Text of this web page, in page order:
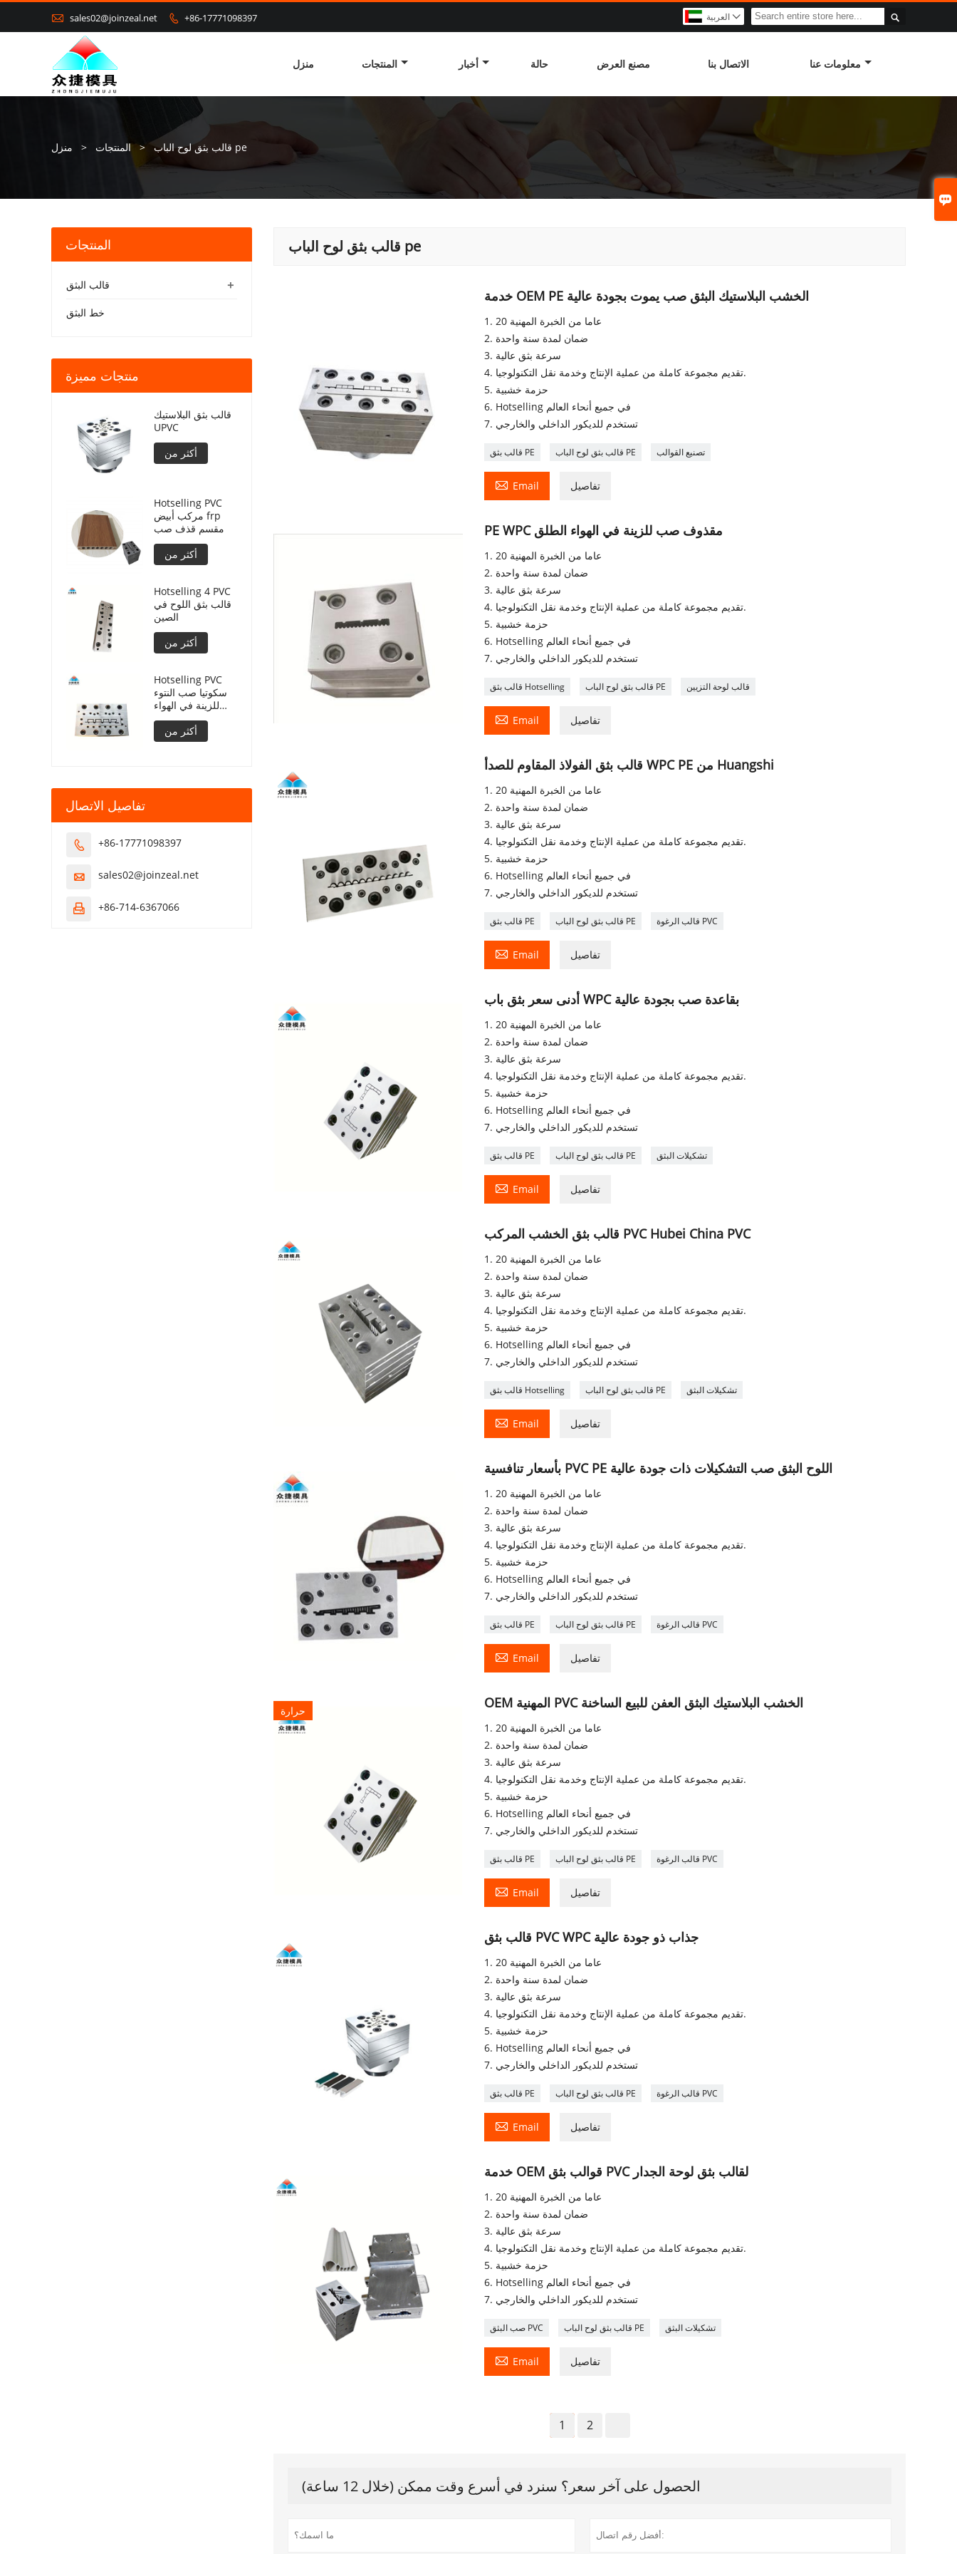

 sales02@joinzeal.net  +86-17771098397  العربية 
منزل المنتجات أخبار حالة مصنع العرض الاتصال بنا معلومات عنا
منزل > المنتجات > قالب بثق لوح الباب pe
قالب بثق لوح الباب pe
خدمة OEM PE الخشب البلاستيك البثق صب يموت بجودة عالية
1. 20 عاما من الخبرة المهنية
2. ضمان لمدة سنة واحدة
3. سرعة بثق عالية
4. تقديم مجموعة كاملة من عملية الإنتاج وخدمة نقل التكنولوجيا.
5. حزمة خشبية
6. Hotselling في جميع أنحاء العالم
7. تستخدم للديكور الداخلي والخارجي
قالب بثق PE قالب بثق لوح الباب PE تصنيع القوالب
 Email تفاصيل
PE WPC مقذوف صب للزينة في الهواء الطلق
1. 20 عاما من الخبرة المهنية
2. ضمان لمدة سنة واحدة
3. سرعة بثق عالية
4. تقديم مجموعة كاملة من عملية الإنتاج وخدمة نقل التكنولوجيا.
5. حزمة خشبية
6. Hotselling في جميع أنحاء العالم
7. تستخدم للديكور الداخلي والخارجي
قالب بثق Hotselling قالب بثق لوح الباب PE قالب لوحة التزيين
 Email تفاصيل
قالب بثق الفولاذ المقاوم للصدأ WPC PE من Huangshi
1. 20 عاما من الخبرة المهنية
2. ضمان لمدة سنة واحدة
3. سرعة بثق عالية
4. تقديم مجموعة كاملة من عملية الإنتاج وخدمة نقل التكنولوجيا.
5. حزمة خشبية
6. Hotselling في جميع أنحاء العالم
7. تستخدم للديكور الداخلي والخارجي
قالب بثق PE قالب بثق لوح الباب PE قالب الرغوة PVC
 Email تفاصيل
أدنى سعر بثق باب WPC بقاعدة صب بجودة عالية
1. 20 عاما من الخبرة المهنية
2. ضمان لمدة سنة واحدة
3. سرعة بثق عالية
4. تقديم مجموعة كاملة من عملية الإنتاج وخدمة نقل التكنولوجيا.
5. حزمة خشبية
6. Hotselling في جميع أنحاء العالم
7. تستخدم للديكور الداخلي والخارجي
قالب بثق PE قالب بثق لوح الباب PE تشكيلات البثق
 Email تفاصيل
قالب بثق الخشب المركب PVC Hubei China PVC
1. 20 عاما من الخبرة المهنية
2. ضمان لمدة سنة واحدة
3. سرعة بثق عالية
4. تقديم مجموعة كاملة من عملية الإنتاج وخدمة نقل التكنولوجيا.
5. حزمة خشبية
6. Hotselling في جميع أنحاء العالم
7. تستخدم للديكور الداخلي والخارجي
قالب بثق Hotselling قالب بثق لوح الباب PE تشكيلات البثق
 Email تفاصيل
بأسعار تنافسية PVC PE اللوح البثق صب التشكيلات ذات جودة عالية
1. 20 عاما من الخبرة المهنية
2. ضمان لمدة سنة واحدة
3. سرعة بثق عالية
4. تقديم مجموعة كاملة من عملية الإنتاج وخدمة نقل التكنولوجيا.
5. حزمة خشبية
6. Hotselling في جميع أنحاء العالم
7. تستخدم للديكور الداخلي والخارجي
قالب بثق PE قالب بثق لوح الباب PE قالب الرغوة PVC
 Email تفاصيل
حرارة OEM المهنية PVC الخشب البلاستيك البثق العفن للبيع الساخنة
1. 20 عاما من الخبرة المهنية
2. ضمان لمدة سنة واحدة
3. سرعة بثق عالية
4. تقديم مجموعة كاملة من عملية الإنتاج وخدمة نقل التكنولوجيا.
5. حزمة خشبية
6. Hotselling في جميع أنحاء العالم
7. تستخدم للديكور الداخلي والخارجي
قالب بثق PE قالب بثق لوح الباب PE قالب الرغوة PVC
 Email تفاصيل
قالب بثق PVC WPC جذاب ذو جودة عالية
1. 20 عاما من الخبرة المهنية
2. ضمان لمدة سنة واحدة
3. سرعة بثق عالية
4. تقديم مجموعة كاملة من عملية الإنتاج وخدمة نقل التكنولوجيا.
5. حزمة خشبية
6. Hotselling في جميع أنحاء العالم
7. تستخدم للديكور الداخلي والخارجي
قالب بثق PE قالب بثق لوح الباب PE قالب الرغوة PVC
 Email تفاصيل
خدمة OEM قوالب بثق PVC لقالب بثق لوحة الجدار
1. 20 عاما من الخبرة المهنية
2. ضمان لمدة سنة واحدة
3. سرعة بثق عالية
4. تقديم مجموعة كاملة من عملية الإنتاج وخدمة نقل التكنولوجيا.
5. حزمة خشبية
6. Hotselling في جميع أنحاء العالم
7. تستخدم للديكور الداخلي والخارجي
صب البثق PVC قالب بثق لوح الباب PE تشكيلات البثق
 Email تفاصيل
1 2
الحصول على آخر سعر؟ سنرد في أسرع وقت ممكن (خلال 12 ساعة)
المنتجات
+ قالب البثق
خط البثق
منتجات مميزة
قالب بثق البلاستيك
UPVC
أكثر من
Hotselling PVC
مركب أبيض frp
مقسم قذف صب
أكثر من
Hotselling 4 PVC
قالب بثق اللوح في
الصين
أكثر من
Hotselling PVC
سكوتيا صب النتوء
للزينة في الهواء
الطلق
أكثر من
تفاصيل الاتصال
 +86-17771098397
 sales02@joinzeal.net
 +86-714-6367066